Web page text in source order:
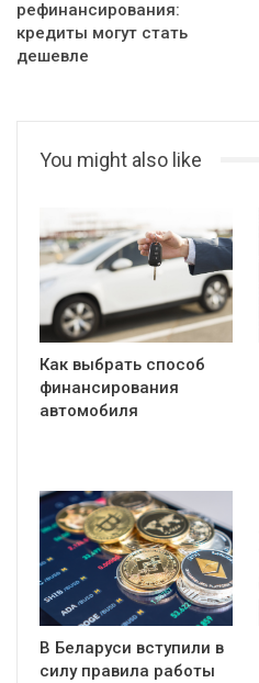
рефинансирования:
кредиты могут стать
дешевле
You might also like
Как выбрать способ
финансирования
автомобиля
В Беларуси вступили в
силу правила работы